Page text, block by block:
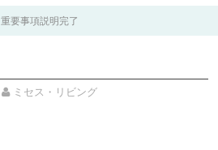
重要事項説明完了
ミセス・リビング